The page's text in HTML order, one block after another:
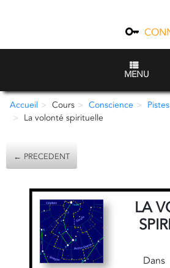
MENU
Accueil Cours Conscience
La volonté spirituelle
← PRECEDENT
LA